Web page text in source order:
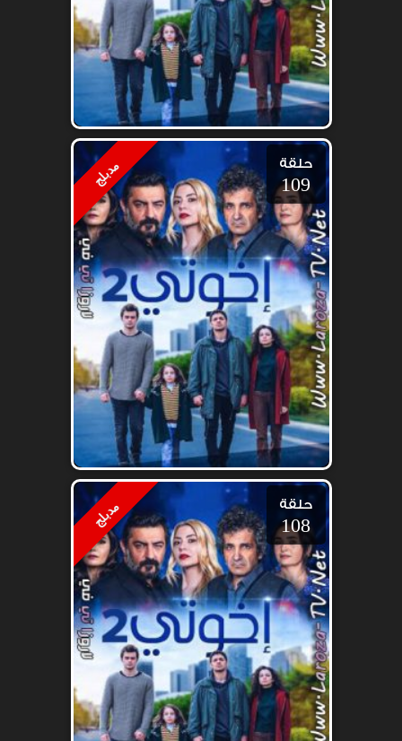
مدبلج حلقة
109
مدبلج حلقة
108